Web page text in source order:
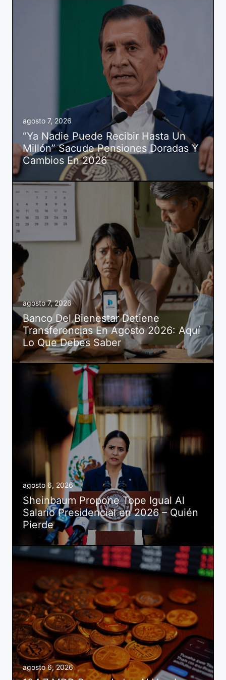
agosto 7, 2026
“Ya Nadie Puede Recibir Hasta Un
Millón” Sacude Pensiones Doradas Y
Cambios En 2026
agosto 7, 2026
Banco Del Bienestar Detiene
Transferencias En Agosto 2026: Aquí
Lo Que Debes Saber
agosto 6, 2026
Sheinbaum Propone Tope Igual Al
Salario Presidencial en 2026 – Quién
Pierde
agosto 6, 2026